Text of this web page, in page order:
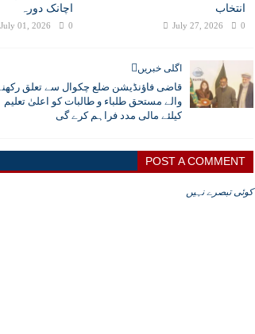
انتخاب
July 27, 2026 0
اچانک دورہ
July 01, 2026 0
اگلی خبریں
قاضی فاؤنڈیشن ضلع چکوال سے تعلق
والے مستحق طلباء و طالبات کو اعلیٰ تعلیم
کیلئے مالی مدد فراہم کرے گی
POST A COMMENT
کوئی تبصرے نہیں